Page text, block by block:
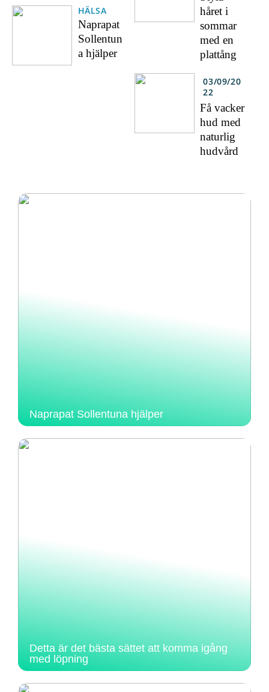
HÄLSA
Naprapat
Sollentun
a hjälper
håret i
sommar
med en
plattång
03/09/20
22
Få vacker
hud med
naturlig
hudvård
Naprapat Sollentuna hjälper
Detta är det bästa sättet att komma igång
med löpning